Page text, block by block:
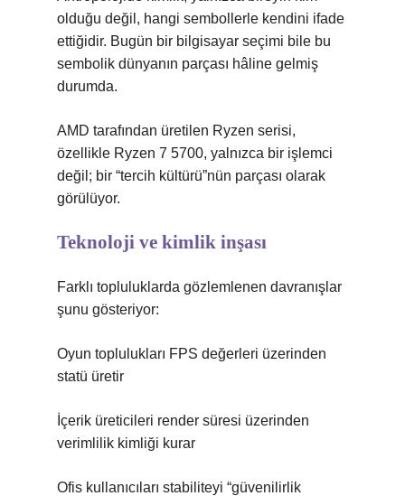
olduğu değil, hangi sembollerle kendini ifade
ettiğidir. Bugün bir bilgisayar seçimi bile bu
sembolik dünyanın parçası hâline gelmiş
durumda.
AMD tarafından üretilen Ryzen serisi,
özellikle Ryzen 7 5700, yalnızca bir işlemci
değil; bir “tercih kültürü”nün parçası olarak
görülüyor.
Teknoloji ve kimlik inşası
Farklı topluluklarda gözlemlenen davranışlar
şunu gösteriyor:
Oyun toplulukları FPS değerleri üzerinden
statü üretir
İçerik üreticileri render süresi üzerinden
verimlilik kimliği kurar
Ofis kullanıcıları stabiliteyi “güvenilirlik